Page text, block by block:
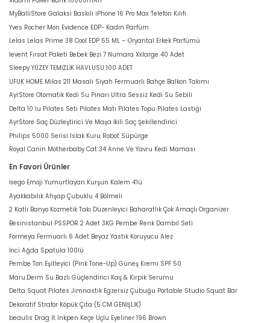
MyBalliStore Galaksi Baskılı iPhone 16 Pro Max Telefon Kılıfı
Yves Rocher Mon Evidence EDP- Kadın Parfüm
Lelas Lelas Prime 38 Cool EDP 55 ML – Oryantal Erkek Parfümü
levent Fırsat Paketi Bebek Bezi 7 Numara Xxlarge 40 Adet
Sleepy YÜZEY TEMİZLİK HAVLUSU 100 ADET
UFUK HOME Milas 211 Masalı Siyah Fermuarlı Bahçe Balkon Takımı
AyrStore Otomatik Kedi Su Pınarı Ultra Sessiz Kedi Su Sebili
Delta 10 lu Pilates Seti Pilates Matı Pilates Topu Pilates Lastiği
AyrStore Saç Düzleştirici Ve Maşa İkili Saç Şekillendirici
Philips 5000 Serisi Islak Kuru Robot Süpürge
Royal Canin Motherbaby Cat 34 Anne Ve Yavru Kedi Maması
En Favori Ürünler
İsego Emoji Yumurtlayan Kurşun Kalem 4'lü
Ayakkabılık Ahşap Çubuklu 4 Bölmeli
2 Katlı Banyo Kozmetik Takı Düzenleyici Baharatlık Çok Amaçlı Organizer
Besinistanbul PSSPOR 2 Adet 3KG Pembe Renk Dambıl Seti
Formeya Fermuarlı 6 Adet Beyaz Yastık Koruyucu Alez
İnci Ağda Spatula 100lü
Pembe Ton Eşitleyici (Pink Tone-Up) Güneş Kremi SPF 50
Maru.Derm Su Bazlı Güçlendirici Kaş & Kirpik Serumu
Delta Squat Pilates Jimnastik Egzersiz Çubuğu Portable Studio Squat Bar
Dekoratif Strafor Köpük Çıta (5 CM GENİŞLİK)
beaulis Drag It Inkpen Keçe Uçlu Eyeliner 196 Brown